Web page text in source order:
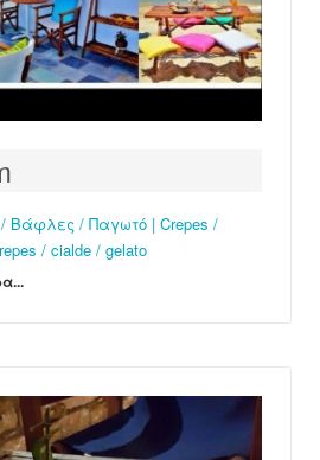
Βάφλες / Παγωτό | Crepes /
/ cialde / gelato